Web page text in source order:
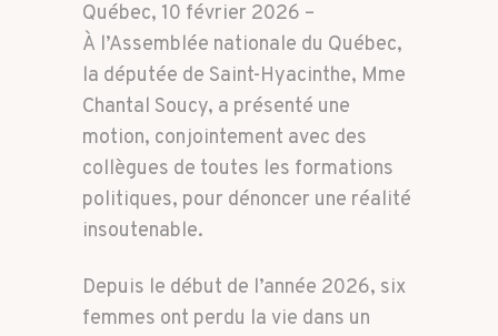
Québec, 10 février 2026 –
À l’Assemblée nationale du Québec,
la députée de Saint-Hyacinthe, Mme
Chantal Soucy, a présenté une
motion, conjointement avec des
collègues de toutes les formations
politiques, pour dénoncer une réalité
insoutenable.
Depuis le début de l’année 2026, six
femmes ont perdu la vie dans un